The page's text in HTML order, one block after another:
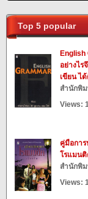
Top 5 popular
English
อย่างไร
เขียน ไ
สำนักพิ
Views:
คู่มือกา
โรแมน
สำนักพิ
Views: